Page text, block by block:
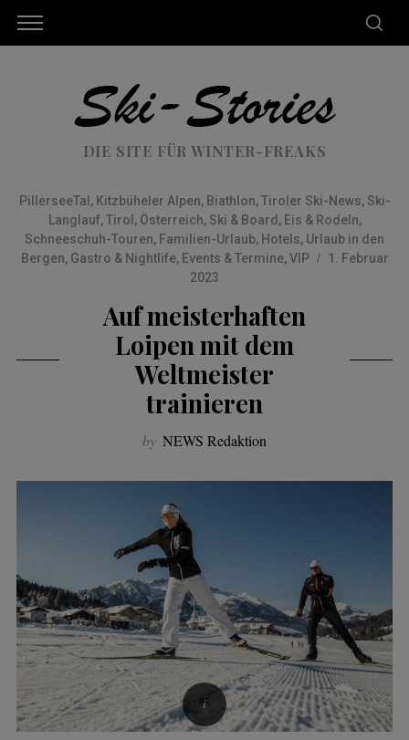
DIE SITE FÜR WINTER-FREAKS
PillerseeTal , Kitzbüheler Alpen, Biathlon,Tiroler Ski-News, Ski-
Langlauf,Tirol , Österreich, Ski & Board , Eis & Rodeln,
Schneeschuh-Touren, Familien-Urlaub, Hotels, Urlaub in den
Bergen, Gastro & Nightlife, Events & Termine,VIP
1. Februar
2023
Auf meisterhaften
Loipen mit dem
Weltmeister
trainieren
by NEWS Redaktion